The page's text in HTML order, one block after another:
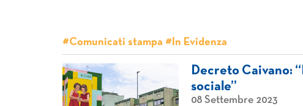
#Comunicati stampa #In Evidenza
Decreto Caivano:
sociale”
08 Settembre 2023